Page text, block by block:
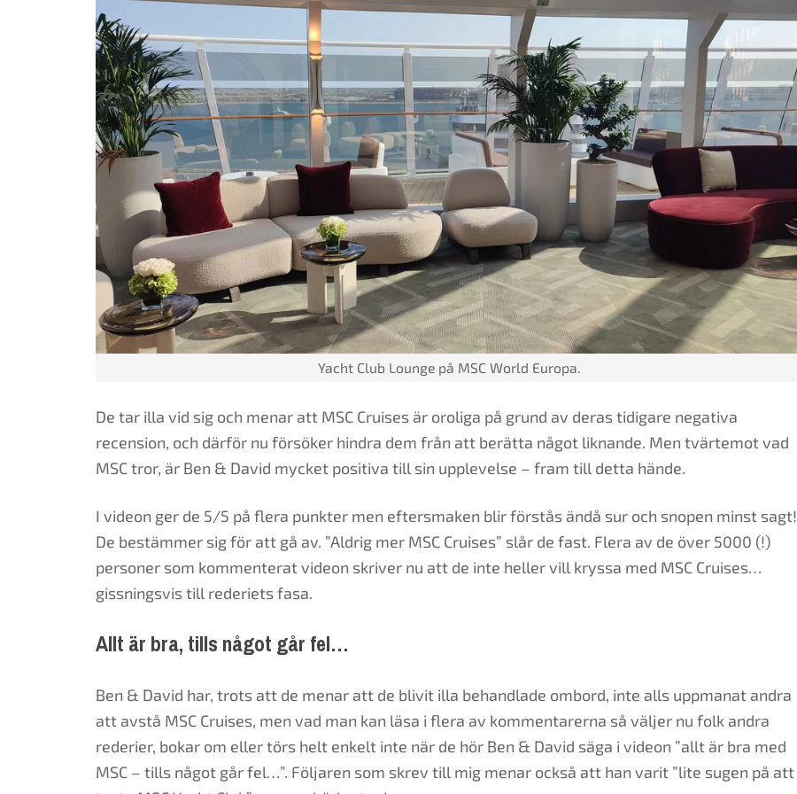
Yacht Club Lounge på MSC World Europa.
De tar illa vid sig och menar att MSC Cruises är oroliga på grund av deras tidigare negativa
recension, och därför nu försöker hindra dem från att berätta något liknande. Men tvärtemot vad
MSC tror, är Ben & David mycket positiva till sin upplevelse – fram till detta hände.
I videon ger de 5/5 på flera punkter men eftersmaken blir förstås ändå sur och snopen minst sagt!
De bestämmer sig för att gå av. ”Aldrig mer MSC Cruises” slår de fast. Flera av de över 5000 (!)
personer som kommenterat videon skriver nu att de inte heller vill kryssa med MSC Cruises…
gissningsvis till rederiets fasa.
Allt är bra, tills något går fel…
Ben & David har, trots att de menar att de blivit illa behandlade ombord, inte alls uppmanat andra
att avstå MSC Cruises, men vad man kan läsa i flera av kommentarerna så väljer nu folk andra
rederier, bokar om eller törs helt enkelt inte när de hör Ben & David säga i videon ”allt är bra med
MSC – tills något går fel…”. Följaren som skrev till mig menar också att han varit ”lite sugen på att